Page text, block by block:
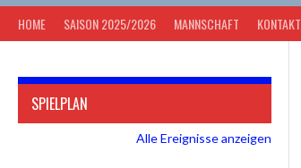
HOME SAISON 2025/2026 MANNSCHAFT KONTAKT
SPIELPLAN
Alle Ereignisse anzeigen